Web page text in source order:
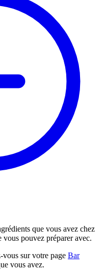
que vous avez chez
pouvez préparer avec.
sur votre page Bar
vous avez.